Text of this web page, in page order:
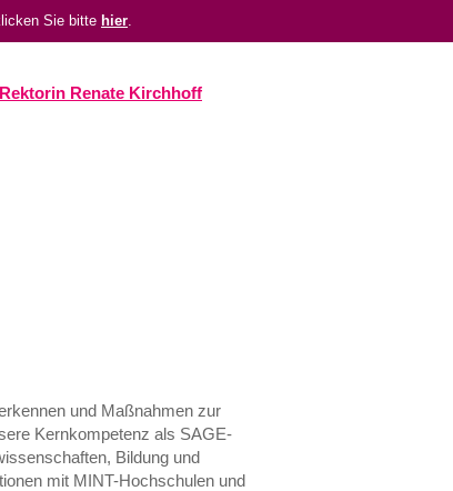
Sie bitte hier.
und Maßnahmen zur
Kernkompetenz als SAGE-
Bildung und
mit MINT-Hochschulen und